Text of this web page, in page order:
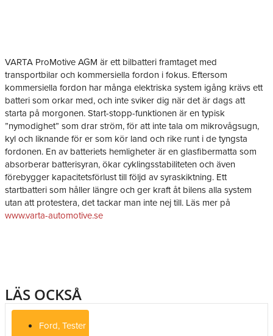
VARTA ProMotive AGM är ett bilbatteri framtaget med
transportbilar och kommersiella fordon i fokus. Eftersom
kommersiella fordon har många elektriska system igång krävs ett
batteri som orkar med, och inte sviker dig när det är dags att
starta på morgonen. Start-stopp-funktionen är en typisk
”nymodighet” som drar ström, för att inte tala om mikrovågsugn,
kyl och liknande för er som kör land och rike runt i de tyngsta
fordonen. En av batteriets hemligheter är en glasfibermatta som
absorberar batterisyran, ökar cyklingsstabiliteten och även
förebygger kapacitetsförlust till följd av syraskiktning. Ett
startbatteri som håller längre och ger kraft åt bilens alla system
utan att protestera, det tackar man inte nej till. Läs mer på
www.varta-automotive.se
LÄS OCKSÅ
Ford,Tester